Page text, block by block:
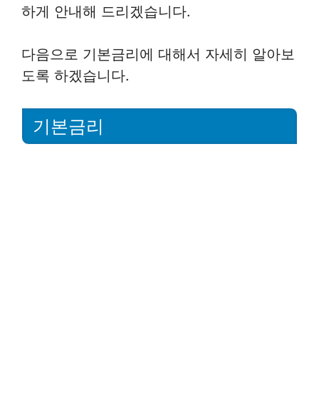
하게 안내해 드리겠습니다.
다음으로 기본금리에 대해서 자세히 알아보
도록 하겠습니다.
기본금리